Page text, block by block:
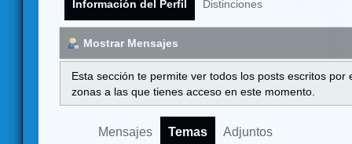
Información del Perfil Distinciones
Mostrar Mensajes
Esta sección te permite ver todos los posts escritos
zonas a las que tienes acceso en este momento.
Mensajes Temas Adjuntos